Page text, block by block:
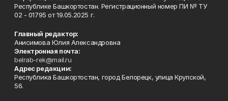
Республике Башкортостан. Регистрационный номер ПИ № ТУ
02 - 01795 от 19.05.2025 г.
Главный редактор:
Анисимова Юлия Александровна
Электронная почта:
belrab-rek@mail.ru
Адрес редакции:
Республика Башкортостан, город Белорецк, улица Крупской,
56.